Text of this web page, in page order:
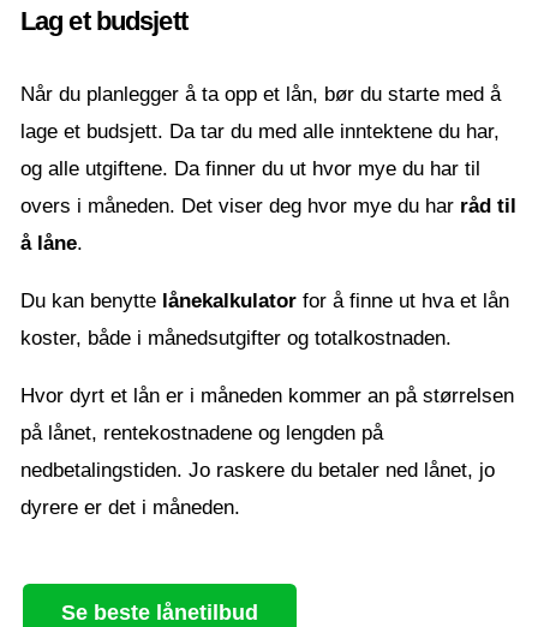
Lag et budsjett
Når du planlegger å ta opp et lån, bør du starte med å
lage et budsjett. Da tar du med alle inntektene du har,
og alle utgiftene. Da finner du ut hvor mye du har til
overs i måneden. Det viser deg hvor mye du har råd til
å låne.
Du kan benytte lånekalkulator for å finne ut hva et lån
koster, både i månedsutgifter og totalkostnaden.
Hvor dyrt et lån er i måneden kommer an på størrelsen
på lånet, rentekostnadene og lengden på
nedbetalingstiden. Jo raskere du betaler ned lånet, jo
dyrere er det i måneden.
Se beste lånetilbud